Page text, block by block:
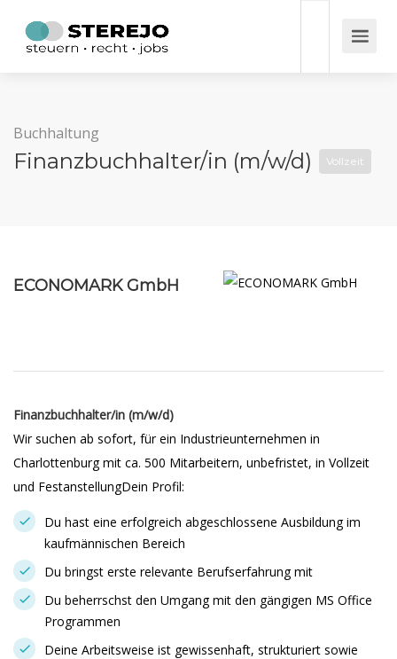
Buchhaltung
Finanzbuchhalter/in (m/w/d) Vollzeit
ECONOMARK GmbH
Finanzbuchhalter/in (m/w/d)
Wir suchen ab sofort, für ein Industrieunternehmen in
Charlottenburg mit ca. 500 Mitarbeitern, unbefristet, in Vollzeit
und FestanstellungDein Profil:
Du hast eine erfolgreich abgeschlossene Ausbildung im
kaufmännischen Bereich
Du bringst erste relevante Berufserfahrung mit
Du beherrschst den Umgang mit den gängigen MS Office
Programmen
Deine Arbeitsweise ist gewissenhaft, strukturiert sowie